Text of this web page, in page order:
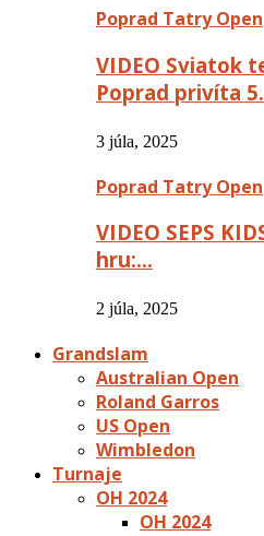
Poprad Tatry Open
VIDEO Sviatok
Poprad privíta
3 júla, 2025
Poprad Tatry Open
VIDEO SEPS
hru:…
2 júla, 2025
Grandslam
Australian Open
Roland Garros
US Open
Wimbledon
Turnaje
OH 2024
OH 2024